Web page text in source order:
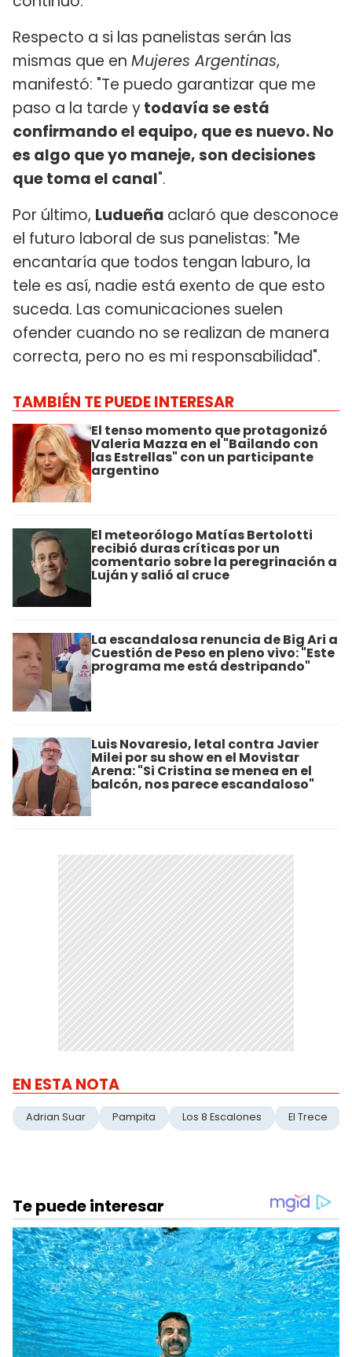
Respecto a si las panelistas serán las
mismas que en Mujeres Argentinas,
manifestó: "Te puedo garantizar que me
paso a la tarde ytodavía se está
confirmando el equipo, que es nuevo. No
es algo que yo maneje, son decisiones
que toma el canal".
Por último, Ludueña aclaró que desconoce
el futuro laboral de sus panelistas: "Me
encantaría que todos tengan laburo, la
tele es así, nadie está exento de que esto
suceda. Las comunicaciones suelen
ofender cuando no se realizan de manera
correcta, pero no es mi responsabilidad".
TAMBIÉN TE PUEDE INTERESAR
El tenso momento que protagonizó
Valeria Mazza en el "Bailando con
las Estrellas" con un participante
argentino
El meteorólogo Matías Bertolotti
recibió duras críticas por un
comentario sobre la peregrinación a
Luján y salió al cruce
La escandalosa renuncia de Big Ari a
Cuestión de Peso en pleno vivo: "Este
programa me está destripando"
Luis Novaresio, letal contra Javier
Milei por su show en el Movistar
Arena: "Si Cristina se menea en el
balcón, nos parece escandaloso"
EN ESTA NOTA
Adrian Suar Pampita Los 8 Escalones El Trece